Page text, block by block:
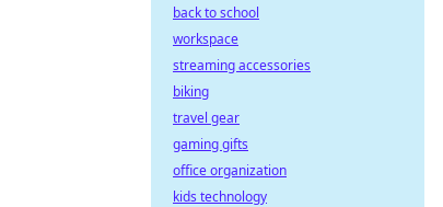
back to school
workspace
streaming accessories
biking
travel gear
gaming gifts
office organization
kids technology